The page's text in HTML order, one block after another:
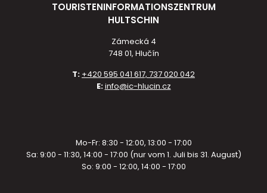
TOURISTENINFORMATIONSZENTRUM
HULTSCHIN
Zámecká 4
748 01, Hlučín
T: +420 595 041 617, 737 020 042
E:info@ic-hlucin.cz
Mo-Fr: 8:30 - 12:00, 13:00 - 17:00
Sa: 9:00 - 11:30, 14:00 - 17:00 (nur vom 1. Juli bis 31. August)
So: 9:00 - 12:00, 14:00 - 17:00